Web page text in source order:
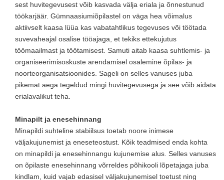
sest huvitegevusest võib kasvada välja eriala ja õnnestunud
töökarjäär. Gümnaasiumiõpilastel on väga hea võimalus
aktiivselt kaasa lüüa kas vabatahtlikus tegevuses või töötada
suvevaheajal osalise tööajaga, et tekiks ettekujutus
töömaailmast ja töötamisest. Samuti aitab kaasa suhtlemis- ja
organiseerimisoskuste arendamisel osalemine õpilas- ja
noorteorganisatsioonides. Sageli on selles vanuses juba
pikemat aega tegeldud mingi huvitegevusega ja see võib aidata
erialavalikut teha.
Minapilt ja enesehinnang
Minapildi suhteline stabiilsus toetab noore inimese
väljakujunemist ja eneseteostust. Kõik teadmised enda kohta
on minapildi ja enesehinnangu kujunemise alus. Selles vanuses
on õpilaste enesehinnang võrreldes põhikooli lõpetajaga juba
kindlam, kuid vajab edasisel väljakujunemisel toetust ning